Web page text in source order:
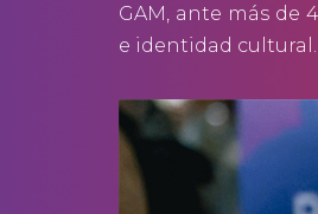
GAM, ante más de
e identidad cultural.